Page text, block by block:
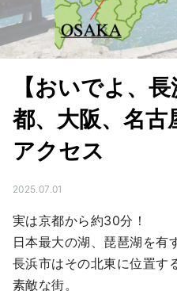
【おいでよ、
都、大阪、名
アクセス
2025.07.01
実は京都から約30分！
日本最大の湖、琵琶湖を有
長浜市はその北東に位置す
素敵な街。